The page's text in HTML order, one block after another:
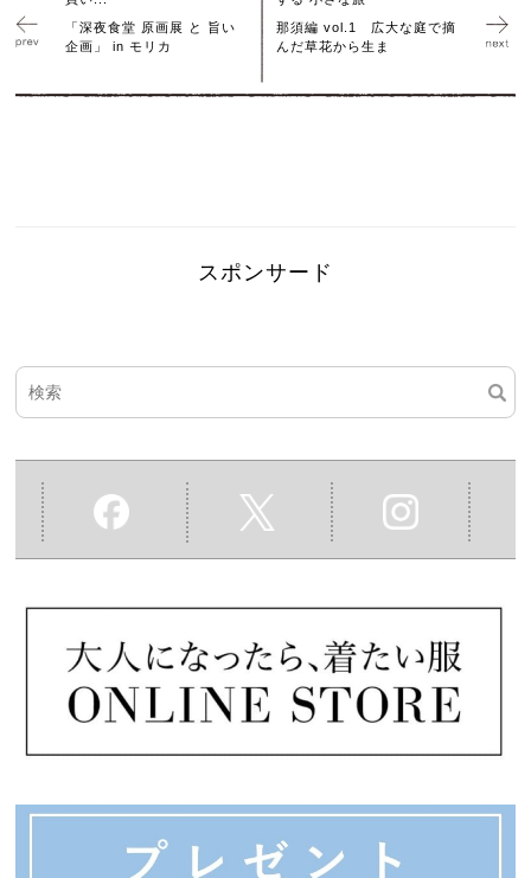
「深夜食堂 原画展 と 旨い
企画」 in モリカ
那須編 vol.1 広大な庭で摘
んだ草花から生ま
スポンサード